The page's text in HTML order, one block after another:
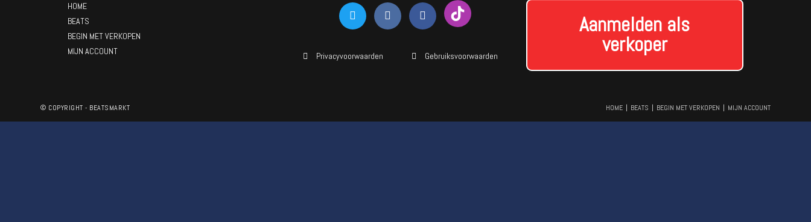
HOME
BEATS
BEGIN MET VERKOPEN
MIJN ACCOUNT
Privacyvoorwaarden Gebruiksvoorwaarden
Aanmelden als
verkoper
HOME BEATS BEGIN MET VERKOPEN MIJN ACCOUNT
© COPYRIGHT - BEATSMARKT